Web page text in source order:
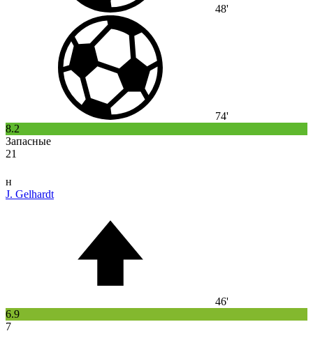
48'
74'
8.2
Запасные
21
н
J. Gelhardt
46'
6.9
7